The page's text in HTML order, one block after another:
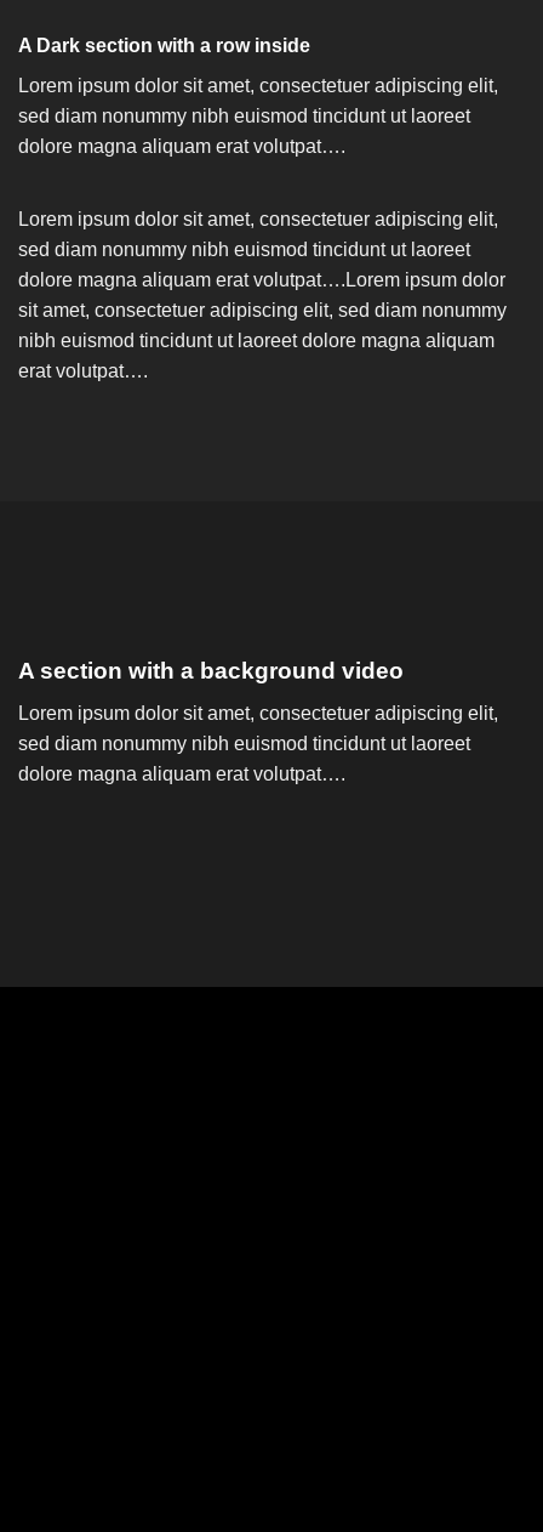
A Dark section with a row inside
Lorem ipsum dolor sit amet, consectetuer adipiscing elit,
sed diam nonummy nibh euismod tincidunt ut laoreet
dolore magna aliquam erat volutpat….
Lorem ipsum dolor sit amet, consectetuer adipiscing elit,
sed diam nonummy nibh euismod tincidunt ut laoreet
dolore magna aliquam erat volutpat….Lorem ipsum dolor
sit amet, consectetuer adipiscing elit, sed diam nonummy
nibh euismod tincidunt ut laoreet dolore magna aliquam
erat volutpat….
A section with a background video
Lorem ipsum dolor sit amet, consectetuer adipiscing elit,
sed diam nonummy nibh euismod tincidunt ut laoreet
dolore magna aliquam erat volutpat….